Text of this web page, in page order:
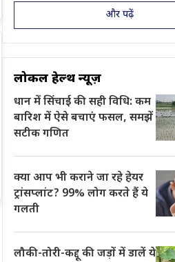
और पढ़ें
लोकल हेल्थ न्यूज़
धान में सिंचाई की सही विधि: कम
बारिश में ऐसे बचाएं फसल, समझें
सटीक गणित
क्या आप भी कराने जा रहे हेयर
ट्रांसप्लांट? 99% लोग करते हैं ये
गलती
लौकी-तोरी-कद्दू की जड़ों में डालें ये